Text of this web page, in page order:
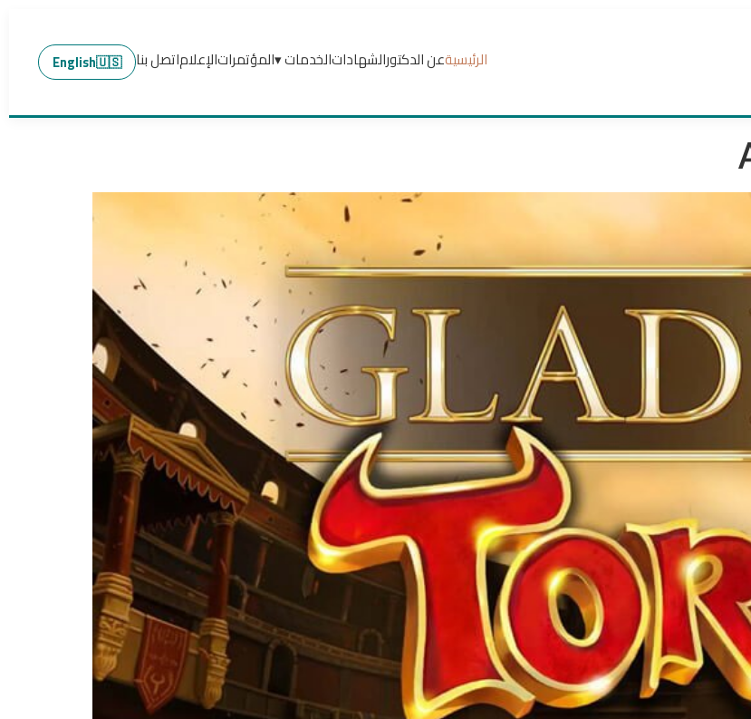
الرئيسيةعن الدكتورالشهاداتالخدمات ▾المؤتمراتالإعلاماتصل بنا 🇺🇸
English